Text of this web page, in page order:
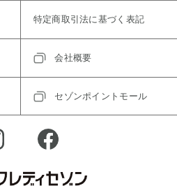
特定商取引法に基づく表記
会社概要
セゾンポイントモール